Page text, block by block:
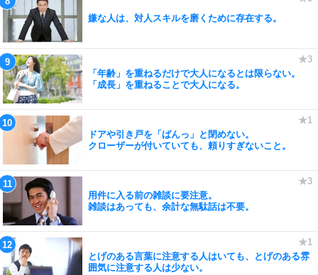
嫌な人は、対人スキルを磨くために存在する。
「年齢」を重ねるだけで大人になるとは限らない。
「成長」を重ねることで大人になる。
ドアや引き戸を「ばんっ」と閉めない。
クローザーが付いていても、頼りすぎないこと。
用件に入る前の雑談に要注意。
雑談はあっても、余計な無駄話は不要。
とげのある言葉に注意する人はいても、とげのある雰
囲気に注意する人は少ない。